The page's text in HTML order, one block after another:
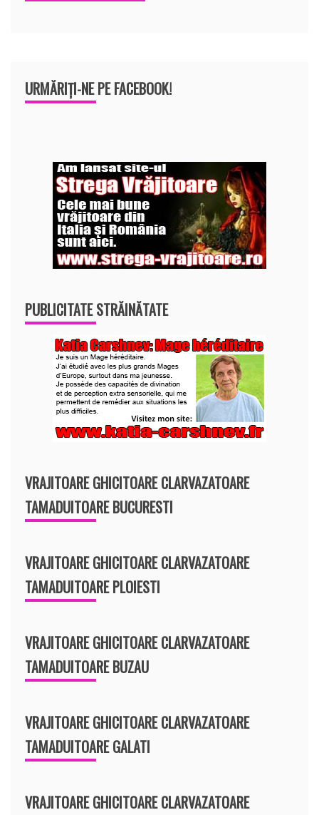
URMĂRIȚI-NE PE FACEBOOK!
PUBLICITATE STRĂINĂTATE
VRAJITOARE GHICITOARE CLARVAZATOARE
TAMADUITOARE BUCURESTI
VRAJITOARE GHICITOARE CLARVAZATOARE
TAMADUITOARE PLOIESTI
VRAJITOARE GHICITOARE CLARVAZATOARE
TAMADUITOARE BUZAU
VRAJITOARE GHICITOARE CLARVAZATOARE
TAMADUITOARE GALATI
VRAJITOARE GHICITOARE CLARVAZATOARE